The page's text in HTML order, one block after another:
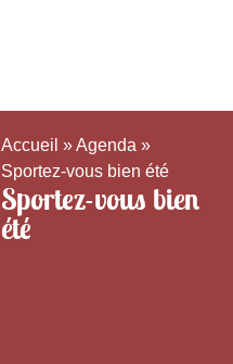
Accueil »Agenda »
Sportez-vous bien été
Sportez-vous bien
été